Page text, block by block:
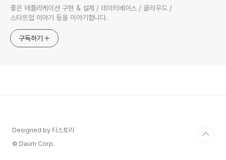
좋은 애플리케이션 구현 & 설계 / 데이터베이스 / 클라우드 /
스타트업 이야기 등을 이야기합니다.
구독하기
Designed by 티스토리
© Daum Corp.